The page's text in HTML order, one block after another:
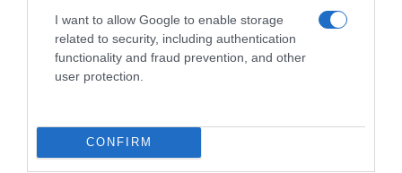
I want to allow Google to enable storage
related to security, including authentication
functionality and fraud prevention, and other
user protection.
CONFIRM
Κινγκς Κάνγκουα: Στην Αθήνα για τον
Παναθηναϊκό – Θα περάσει από
ιατρικές εξετάσεις και θα υπογράψει
περίπου 1 εκατ. ευρώ